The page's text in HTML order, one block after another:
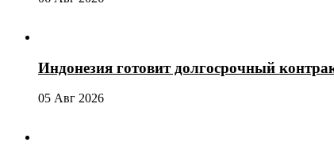
Индонезия готовит долгосрочный
05 Авг 2026